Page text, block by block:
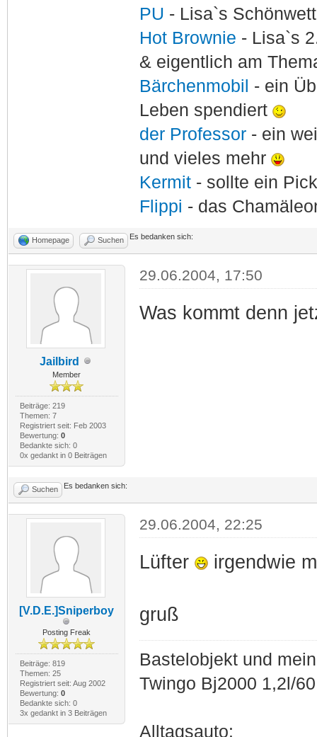
PU - Lisa`s
Hot Brownie - Lisa`s
& eigentlich am
Bärchenmobil - ein
Leben spendiert
der Professor - ein
und vieles mehr
Kermit- sollte ein
Flippi - das
Homepage Suchen Es bedanken sich:
Jailbird
Member
Beiträge: 219
Themen: 7
Registriert seit: Feb 2003
Bewertung: 0
Bedankte sich: 0
0x gedankt in 0 Beiträgen
29.06.2004, 17:50
Was kommt denn
Suchen Es bedanken sich:
[V.D.E.]Sniperboy
Posting Freak
Beiträge: 819
Themen: 25
Registriert seit: Aug 2002
Bewertung: 0
Bedankte sich: 0
3x gedankt in 3 Beiträgen
29.06.2004, 22:25
Lüfter irgendwie
gruß
Bastelobjekt und
Twingo Bj2000 1,2l/
Alltagsauto: